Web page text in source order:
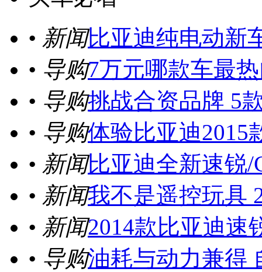
• 新闻比亚迪纯电动新
• 导购7万元哪款车最
• 导购挑战合资品牌 5
• 导购体验比亚迪2015
• 新闻比亚迪全新速锐/
• 新闻我不是遥控玩具
• 新闻2014款比亚迪速
• 导购油耗与动力兼得